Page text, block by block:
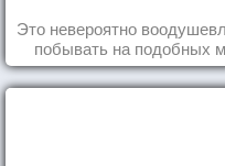
Это невероятно
побывать на подобных